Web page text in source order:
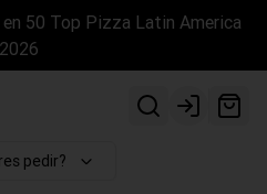
50 Top Pizza Latin America
2026
Login
pedir?